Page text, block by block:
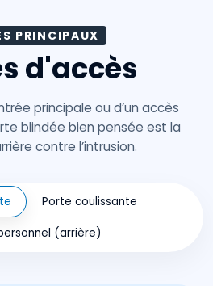
PRINCIPAUX
d'accès
principale ou d’un accès
blindée bien pensée est la
contre l’intrusion.
Porte coulissante
(arrière)